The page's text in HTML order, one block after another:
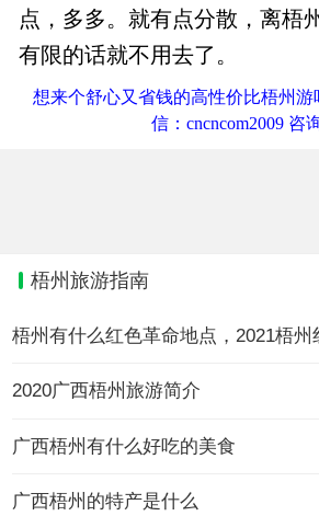
点，多多。就有点分散，离梧
有限的话就不用去了。
想来个舒心又省钱的高性价比梧州游
信：cncncom2009 咨
梧州旅游指南
2020广西梧州旅游简介
广西梧州有什么好吃的美食
广西梧州的特产是什么